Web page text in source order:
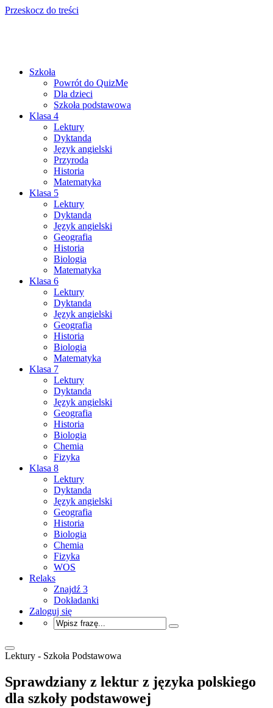
Przeskocz do treści
Szkoła
Powrót do QuizMe
Dla dzieci
Szkoła podstawowa
Klasa 4
Lektury
Dyktanda
Język angielski
Przyroda
Historia
Matematyka
Klasa 5
Lektury
Dyktanda
Język angielski
Geografia
Historia
Biologia
Matematyka
Klasa 6
Lektury
Dyktanda
Język angielski
Geografia
Historia
Biologia
Matematyka
Klasa 7
Lektury
Dyktanda
Język angielski
Geografia
Historia
Biologia
Chemia
Fizyka
Klasa 8
Lektury
Dyktanda
Język angielski
Geografia
Historia
Biologia
Chemia
Fizyka
WOS
Relaks
Znajdź 3
Dokładanki
Zaloguj się
Lektury - Szkoła Podstawowa
Sprawdziany z lektur z języka polskiego
dla szkoły podstawowej